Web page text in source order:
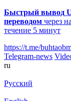
Быстрый вывод
переводом через
течение 5 минут
https://t.me/
Telegram-news
ru
Русский